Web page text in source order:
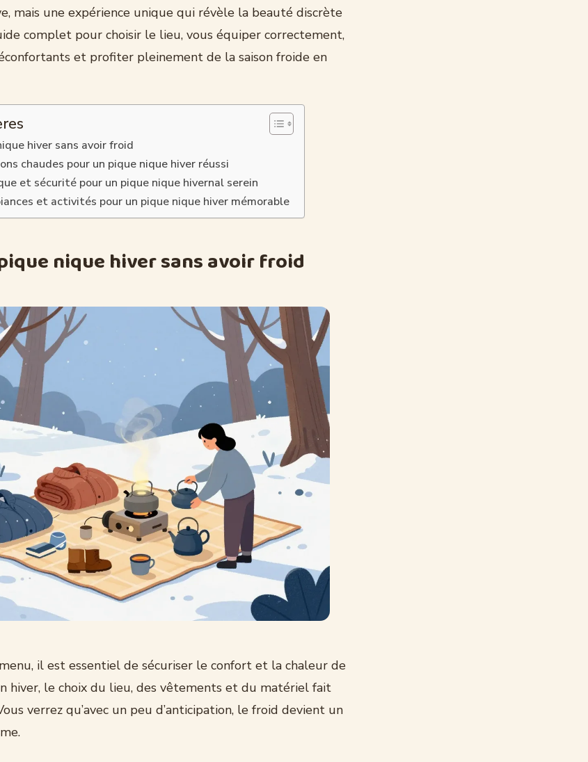
mais une expérience unique qui révèle la beauté discrète
complet pour choisir le lieu, vous équiper correctement,
et profiter pleinement de la saison froide en
hiver sans avoir froid
chaudes pour un pique nique hiver réussi
et sécurité pour un pique nique hivernal serein
et activités pour un pique nique hiver mémorable
nique hiver sans avoir froid
il est essentiel de sécuriser le confort et la chaleur de
hiver, le choix du lieu, des vêtements et du matériel fait
verrez qu’avec un peu d’anticipation, le froid devient un